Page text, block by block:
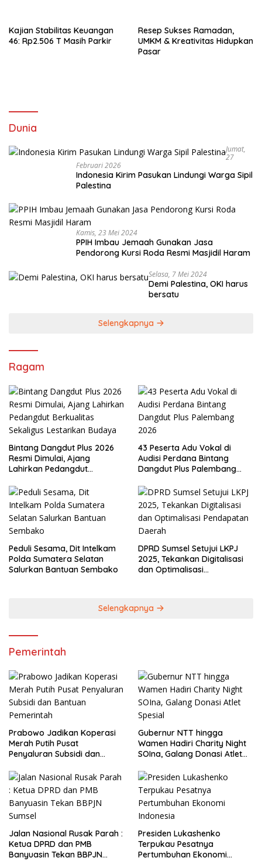
Kajian Stabilitas Keuangan
46: Rp2.506 T Masih Parkir
Resep Sukses Ramadan,
UMKM & Kreativitas Hidupkan
Pasar
Dunia
Jumat,
27
Februari 2026
Indonesia Kirim Pasukan Lindungi Warga Sipil
Palestina
Kamis, 23 Mei 2024
PPIH Imbau Jemaah Gunakan Jasa
Pendorong Kursi Roda Resmi Masjidil Haram
Selasa, 7 Mei 2024
Demi Palestina, OKI harus
bersatu
Selengkapnya
Ragam
Bintang Dangdut Plus 2026
Resmi Dimulai, Ajang
Lahirkan Pedangdut
Lestarikan Budaya
43 Peserta Adu Vokal di
Audisi Perdana Bintang
Dangdut Plus Palembang
Peduli Sesama, Dit Intelkam
Polda Sumatera Selatan
Salurkan Bantuan Sembako
DPRD Sumsel Setujui LKPJ
2025, Tekankan Digitalisasi
dan Optimalisasi
Selengkapnya
Pemerintah
Prabowo Jadikan Koperasi
Merah Putih Pusat
Penyaluran Subsidi dan
Gubernur NTT hingga
Wamen Hadiri Charity Night
SOIna, Galang Donasi Atlet
Jalan Nasional Rusak Parah :
Ketua DPRD dan PMB
Banyuasin Tekan BBPJN
Presiden Lukashenko
Terpukau Pesatnya
Pertumbuhan Ekonomi